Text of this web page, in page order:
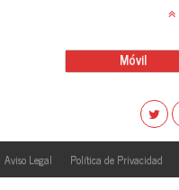
Móvil
Aviso Legal Política de Privacidad